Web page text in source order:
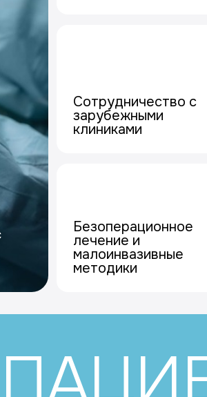
Сотрудничество с
зарубежными
клиниками
Безоперационное
лечение и
малоинвазивные
методики